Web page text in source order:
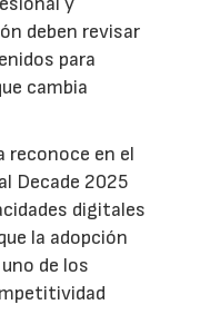
deben revisar
para
cambia
reconoce en el
Decade 2025
digitales
la adopción
de los